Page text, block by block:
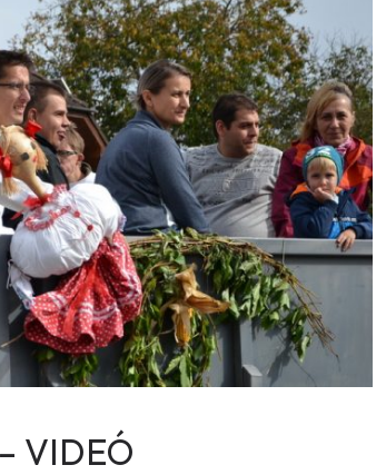
VIDEÓ